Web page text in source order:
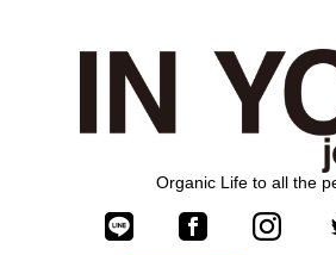
Organic Life to all the